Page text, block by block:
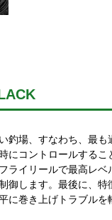
釣場、すなわち、最
にコントロールする
ライリールで最高レ
します。最後に、特
巻き上げトラブルを